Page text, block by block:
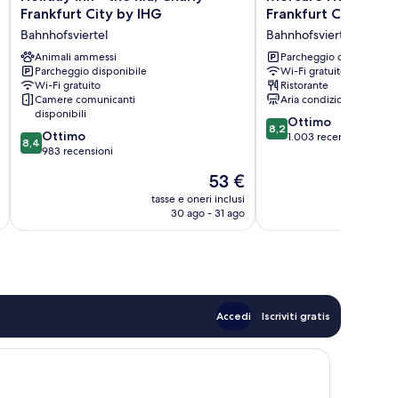
Inn
the
niu,
Charly
Frankfurt
City
IHG
Bahnhofsviertel
Frankfurt City by IHG
Bahnhofsviertel
Animali ammessi
Parcheggio disponibile
Wi-Fi gratuito
Camere comunicanti
disponibili
8.4
su
8,4 Ottimo
983 recensioni
Il
prezzo
attuale
53 €
tasse e oneri inclusi
30 ago - 31 ago
Hotel
Frankfurt
City
Center
Bahnhofsviertel
Frankfurt City
Bahnhofsviertel
Parcheggio disponibile
Wi-Fi gratuito
Ristorante
Aria condizionata
8.2
su
8,2 Ottimo
1.003 recensioni
Accedi Iscriviti gratis